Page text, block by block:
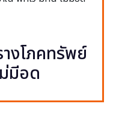
งโภคทรัพย์
มีอด